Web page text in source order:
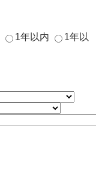
1年以内
1年以